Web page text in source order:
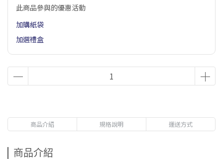
此商品參與的優惠活動
加購紙袋
加選禮盒
商品介紹 規格說明 運送方式
商品介紹